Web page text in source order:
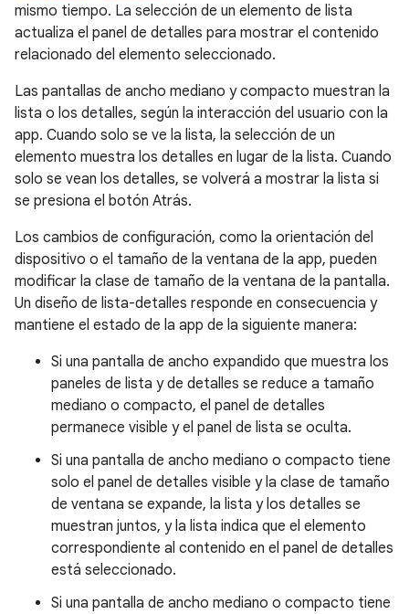
mismo tiempo. La selección de un elemento de lista
actualiza el panel de detalles para mostrar el contenido
relacionado del elemento seleccionado.
Las pantallas de ancho mediano y compacto muestran la
lista o los detalles, según la interacción del usuario con la
app. Cuando solo se ve la lista, la selección de un
elemento muestra los detalles en lugar de la lista. Cuando
solo se vean los detalles, se volverá a mostrar la lista si
se presiona el botón Atrás.
Los cambios de configuración, como la orientación del
dispositivo o el tamaño de la ventana de la app, pueden
modificar la clase de tamaño de la ventana de la pantalla.
Un diseño de lista-detalles responde en consecuencia y
mantiene el estado de la app de la siguiente manera:
Si una pantalla de ancho expandido que muestra los
paneles de lista y de detalles se reduce a tamaño
mediano o compacto, el panel de detalles
permanece visible y el panel de lista se oculta.
Si una pantalla de ancho mediano o compacto tiene
solo el panel de detalles visible y la clase de tamaño
de ventana se expande, la lista y los detalles se
muestran juntos, y la lista indica que el elemento
correspondiente al contenido en el panel de detalles
está seleccionado.
Si una pantalla de ancho mediano o compacto tiene